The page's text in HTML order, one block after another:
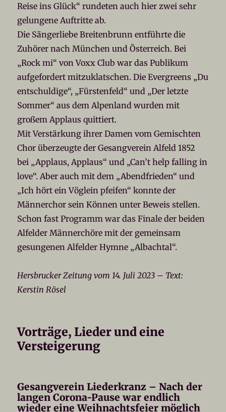
Reise ins Glück“ rundeten auch hier zwei sehr
gelungene Auftritte ab.
Die Sängerliebe Breitenbrunn entführte die
Zuhörer nach München und Österreich. Bei
„Rock mi“ von Voxx Club war das Publikum
aufgefordert mitzuklatschen. Die Evergreens „Du
entschuldige“, „Fürstenfeld“ und „Der letzte
Sommer“ aus dem Alpenland wurden mit
großem Applaus quittiert.
Mit Verstärkung ihrer Damen vom Gemischten
Chor überzeugte der Gesangverein Alfeld 1852
bei „Applaus, Applaus“ und „Can’t help falling in
love“. Aber auch mit dem „Abendfrieden“ und
„Ich hört ein Vöglein pfeifen“ konnte der
Männerchor sein Können unter Beweis stellen.
Schon fast Programm war das Finale der beiden
Alfelder Männerchöre mit der gemeinsam
gesungenen Alfelder Hymne „Albachtal“.
Hersbrucker Zeitung vom 14. Juli 2023 – Text:
Kerstin Rösel
Vorträge, Lieder und eine
Versteigerung
Gesangverein Liederkranz – Nach der
langen Corona-Pause war endlich
wieder eine Weihnachtsfeier möglich